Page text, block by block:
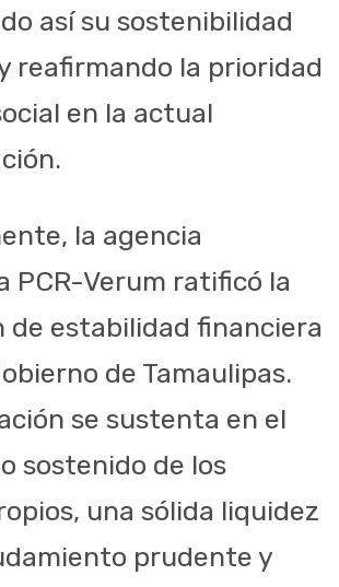
así su sostenibilidad
reafirmando la prioridad
en la actual
la agencia
PCR-Verum ratificó la
de estabilidad financiera
de Tamaulipas.
se sustenta en el
sostenido de los
una sólida liquidez
prudente y